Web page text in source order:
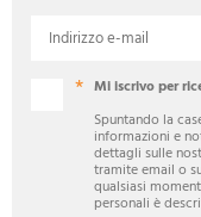
Indirizzo e-mail
Mi iscrivo per
Spuntando la
informazioni e
dettagli sulle
tramite email o
qualsiasi
personali è